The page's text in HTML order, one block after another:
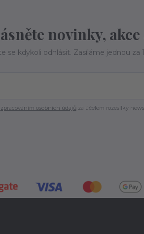
novinky, akce
se kdykoli odhlásit. Zasíláme jednou za
zpracováním osobních údajů za účelem rozesílky